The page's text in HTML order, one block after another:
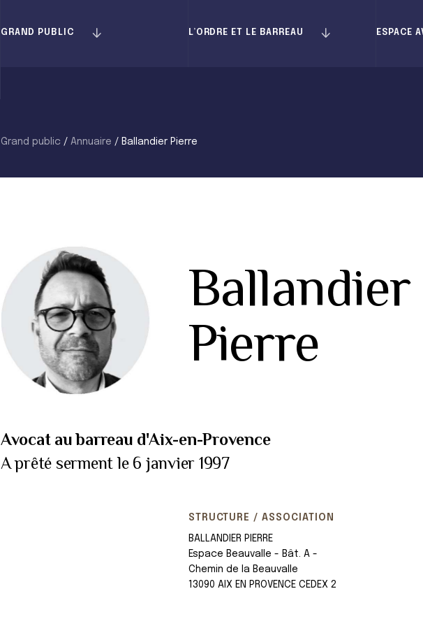
GRAND PUBLIC L’ORDRE ET LE BARREAU ESPACE
Grand public/ Annuaire / Ballandier Pierre
Ballandier
Pierre
Avocat au barreau d'Aix-en-Provence
A prêté serment le 6 janvier 1997
STRUCTURE / ASSOCIATION
BALLANDIER PIERRE
Espace Beauvalle - Bât. A -
Chemin de la Beauvalle
13090 AIX EN PROVENCE CEDEX 2